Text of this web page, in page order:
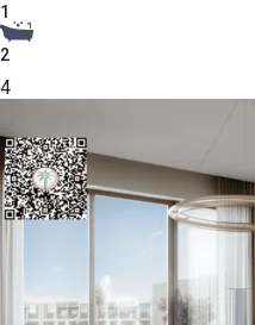
1
2
4